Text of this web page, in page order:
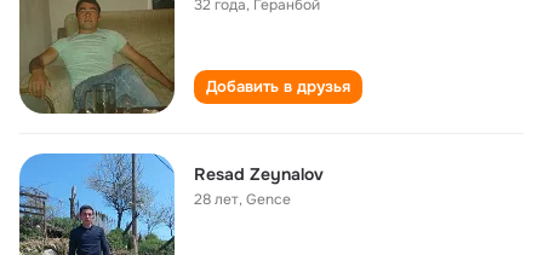
32 года, Геранбой
Добавить в друзья
Resad Zeynalov
28 лет,Gence